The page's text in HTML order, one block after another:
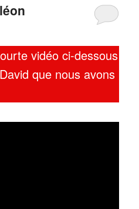
vidéo ci-dessous
que nous avons